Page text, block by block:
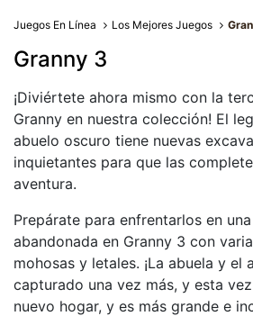
Juegos En Línea Los Mejores Juegos
Granny 3
¡Diviértete ahora mismo con la
Granny en nuestra colección! El
abuelo oscuro tiene nuevas
inquietantes para que las
aventura.
Prepárate para enfrentarlos en
abandonada en Granny 3 con
mohosas y letales. ¡La abuela y el
capturado una vez más, y esta
nuevo hogar, y es más grande e